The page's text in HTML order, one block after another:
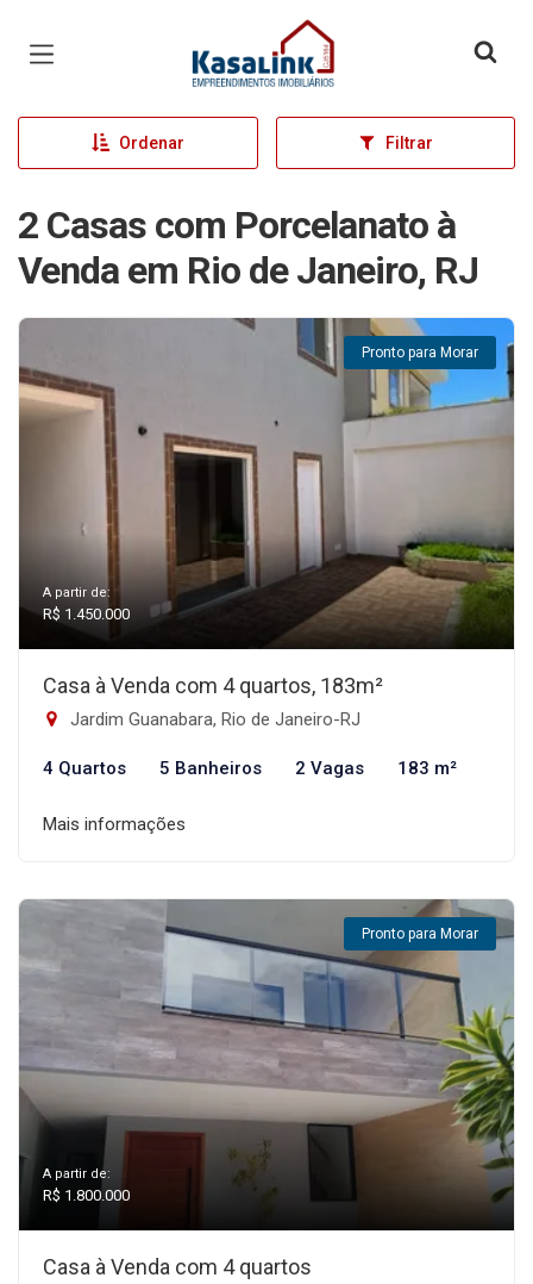
Página inicial
Ordenar Filtrar
2 Casas com Porcelanato à
Venda em Rio de Janeiro, RJ
Pronto para Morar
A partir de:
R$ 1.450.000
Casa à Venda com 4 quartos, 183m²
Jardim Guanabara, Rio de Janeiro-RJ
4 Quartos 5 Banheiros 2 Vagas 183 m²
Mais informações
Pronto para Morar
A partir de:
R$ 1.800.000
Casa à Venda com 4 quartos